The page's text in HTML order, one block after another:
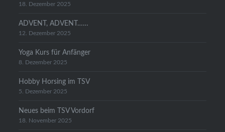
18. Dezember 2025
ADVENT, ADVENT……
12. Dezember 2025
Yoga Kurs für Anfänger
8. Dezember 2025
Hobby Horsing im TSV
5. Dezember 2025
Neues beim TSV Vordorf
18. November 2025